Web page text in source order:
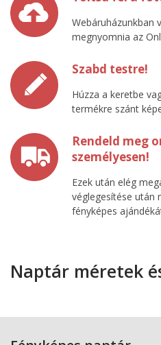
Webáruházunkban
megnyomnia az
Szabd testre!
Húzza a keretbe
termékre szánt
Rendeld meg
személyesen!
Ezek után elég
véglegesítése után
fényképes
Naptár méretek